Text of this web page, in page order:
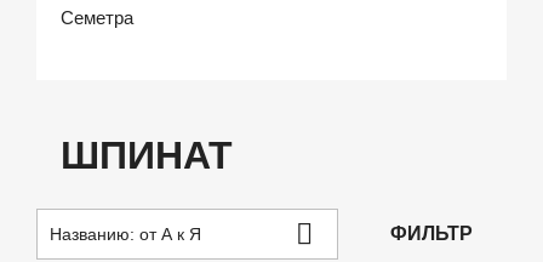
Семетра
ШПИНАТ
Названию: от А к Я  ФИЛЬТР